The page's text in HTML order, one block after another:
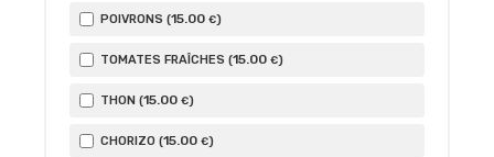
POIVRONS (15.00 €)
TOMATES FRAÎCHES (15.00 €)
THON (15.00 €)
CHORIZO (15.00 €)